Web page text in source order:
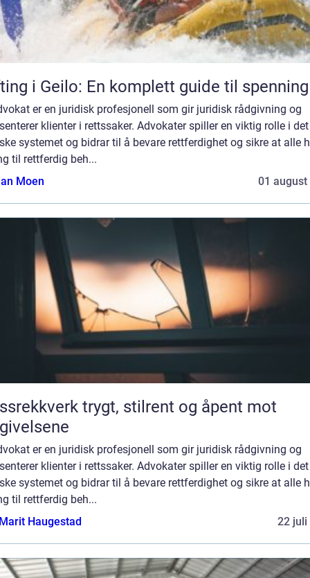
i Geilo: En komplett guide til spenning
er en juridisk profesjonell som gir juridisk rådgivning og
klienter i rettssaker. Advokater spiller en viktig rolle i det
systemet og bidrar til å bevare rettferdighet og sikre at alle
til rettferdig beh...
Moen
01 august
trygt, stilrent og åpent mot
er en juridisk profesjonell som gir juridisk rådgivning og
klienter i rettssaker. Advokater spiller en viktig rolle i det
systemet og bidrar til å bevare rettferdighet og sikre at alle
til rettferdig beh...
Haugestad
22 juli